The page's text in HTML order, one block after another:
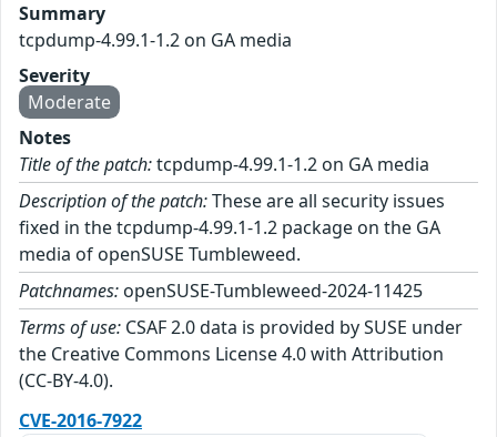
Summary
tcpdump-4.99.1-1.2 on GA media
Severity
Moderate
Notes
Title of the patch:tcpdump-4.99.1-1.2 on GA media
Description of the patch:These are all security issues
fixed in the tcpdump-4.99.1-1.2 package on the GA
media of openSUSE Tumbleweed.
Patchnames: openSUSE-Tumbleweed-2024-11425
Terms of use: CSAF 2.0 data is provided by SUSE under
the Creative Commons License 4.0 with Attribution
(CC-BY-4.0).
CVE-2016-7922